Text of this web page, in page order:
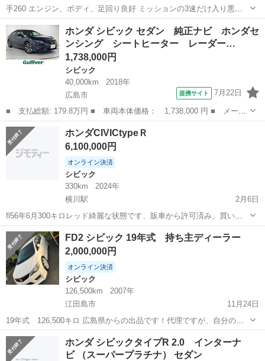
手260 エンジン、ボディ、足回り良好 ミッションの3速だけ入り悪い
です 走行15万キロ できるだけ古い車なので現車確認してください 陸
送は購入者で手配してください
広島 福山市 福山駅 シビック ミッション
ホンダ シビック セダン 純正ナビ ホンダセ
ンシング シートヒーター レーダー…
1,738,000円
シビック
40,000km
2018年
広島市
提携サイト 7月22日
■ 支払総額: 179.8万円 ■ 車両本体価格： 1,738,000 円 ■ メーカ
ー名： ホンダ ■ 車種名： シビック ■ グレード名： セダン
純正ナビ ホンダセンシング シートヒーター レーダークルーズ
衝突軽減...
広島 シビック
ホンダCIVICtypeＲ
6,100,000円
オンライン決済
シビック
330km
2024年
横川駅
2月6日
fl56年6月300キロレッド綺麗な状態です、販車から許可済み、買い換
えの為、現車確認して決めて下さい、ローンは出来ませんです3
広島 広島市 シビック ローン
FD2 シビック 19年式 持ち主ディーラー
2,000,000円
オンライン決済
シビック
126,500km
2007年
江田島市
11月24日
19年式 126,500キロ 広島県からの出品です！代理ですが、自分の弟
の出品なので、返答が多少なり遅れる事がありますが、気になる事が
あれば、何でも聞いて下さい👌 程度は良い方かと思われます。気にな
る方は一度現状確認も可能...
広島 シビック ディーラー
ホンダ シビックタイプR 2.0 インターナ
ビ （スーパープラチナ） セダン